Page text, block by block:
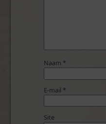
Naam *
E-mail *
Site